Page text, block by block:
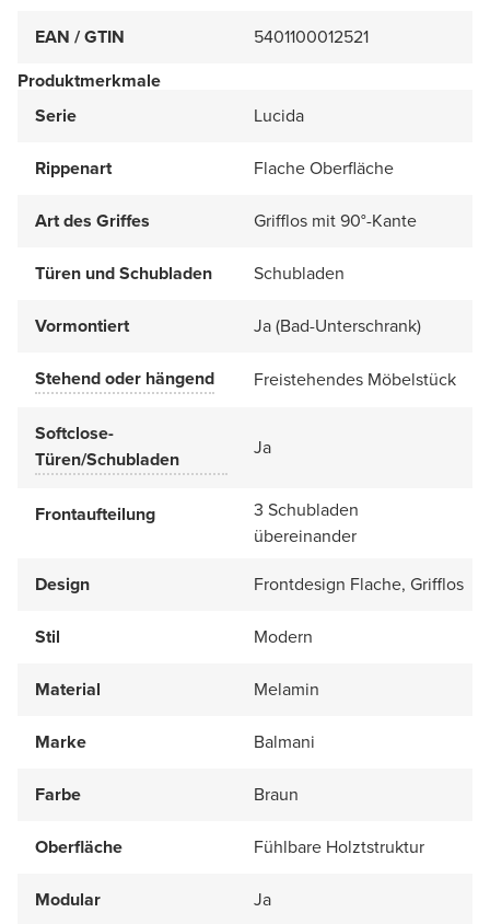
EAN / GTIN
5401100012521
Produktmerkmale
Serie
Lucida
Rippenart Flache Oberfläche
Art des Griffes Grifflos mit 90°-Kante
Türen und Schubladen Schubladen
Vormontiert Ja (Bad-Unterschrank)
Stehend oder hängend Freistehendes Möbelstück
Softclose-
Türen/Schubladen
Ja
Frontaufteilung
3 Schubladen
übereinander
Design
Frontdesign Flache, Grifflos
Stil Modern
Material Melamin
Marke Balmani
Farbe Braun
Oberfläche Fühlbare Holztstruktur
Modular Ja